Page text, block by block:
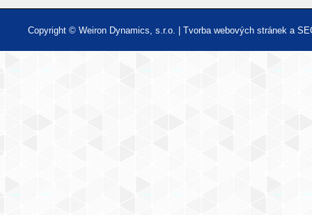
Copyright © Weiron Dynamics, s.r.o. | Tvorba webových stránek a